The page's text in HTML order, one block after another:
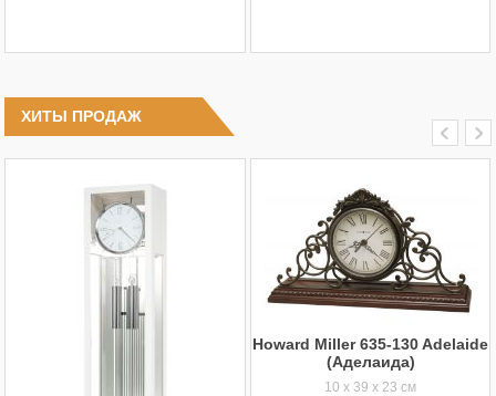
ХИТЫ ПРОДАЖ
Howard Miller 635-130 Adelaide
(Аделаида)
10 x 39 x 23 см